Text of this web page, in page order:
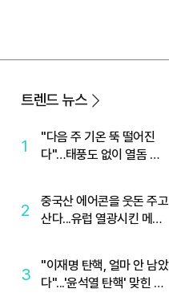
트렌드 뉴스
1
"다음 주 기온 뚝 떨어진
다"…태풍도 없이 열돔 박
2
중국산 에어콘을 웃돈 주고
산다...유럽 열광시킨 메이
3
"이재명 탄핵, 얼마 안 남았
다"...'윤석열 탄핵' 맞힌 무